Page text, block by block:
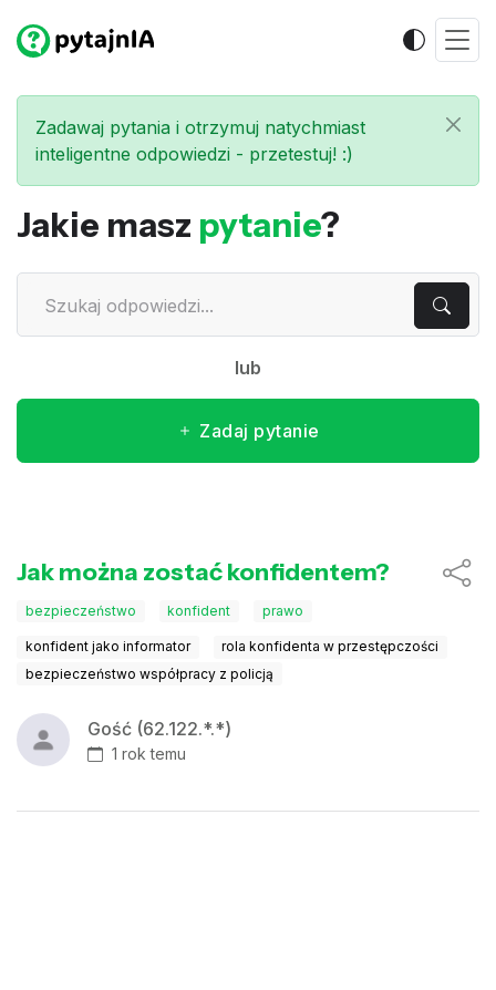
Zadawaj pytania i otrzymuj natychmiast
inteligentne odpowiedzi - przetestuj! :)
Jakie masz pytanie?
lub
Zadaj pytanie
Jak można zostać konfidentem?
bezpieczeństwo konfident prawo
konfident jako informator
rola konfidenta w przestępczości
bezpieczeństwo współpracy z policją
Gość (62.122.*.*)
1 rok temu